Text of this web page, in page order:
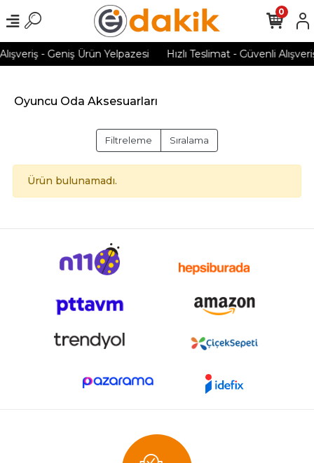
- Geniş Ürün Yelpazesi Hızlı Teslimat - Güvenli
0
Oyuncu Oda Aksesuarları
Filtreleme Sıralama
Ürün bulunamadı.